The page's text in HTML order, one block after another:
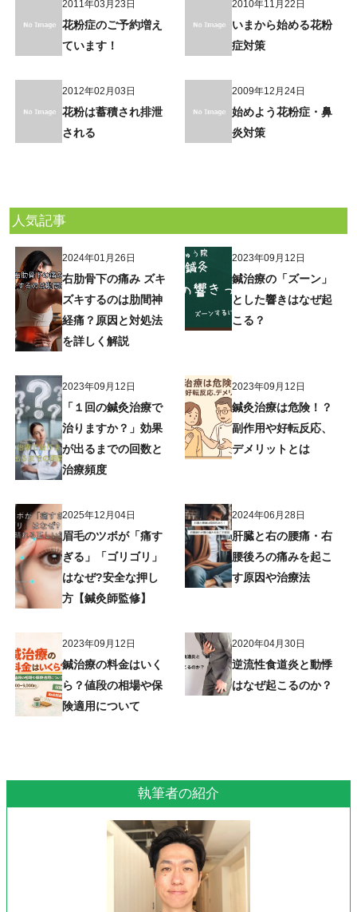
2011年03月23日
花粉症のご予約増え
ています！
2010年11月22日
いまから始める花粉
症対策
2012年02月03日
花粉は蓄積され排泄
される
2009年12月24日
始めよう花粉症・鼻
炎対策
人気記事
2024年01月26日
右肋骨下の痛み ズキ
ズキするのは肋間神
経痛？原因と対処法
を詳しく解説
2023年09月12日
鍼治療の「ズーン」
とした響きはなぜ起
こる？
2023年09月12日
「１回の鍼灸治療で
治りますか？」効果
が出るまでの回数と
治療頻度
2023年09月12日
鍼灸治療は危険！？
副作用や好転反応、
デメリットとは
2025年12月04日
眉毛のツボが「痛す
ぎる」「ゴリゴリ」
はなぜ?安全な押し
方【鍼灸師監修】
2024年06月28日
肝臓と右の腰痛・右
腰後ろの痛みを起こ
す原因や治療法
2023年09月12日
鍼治療の料金はいく
ら？値段の相場や保
険適用について
2020年04月30日
逆流性食道炎と動悸
はなぜ起こるのか？
執筆者の紹介